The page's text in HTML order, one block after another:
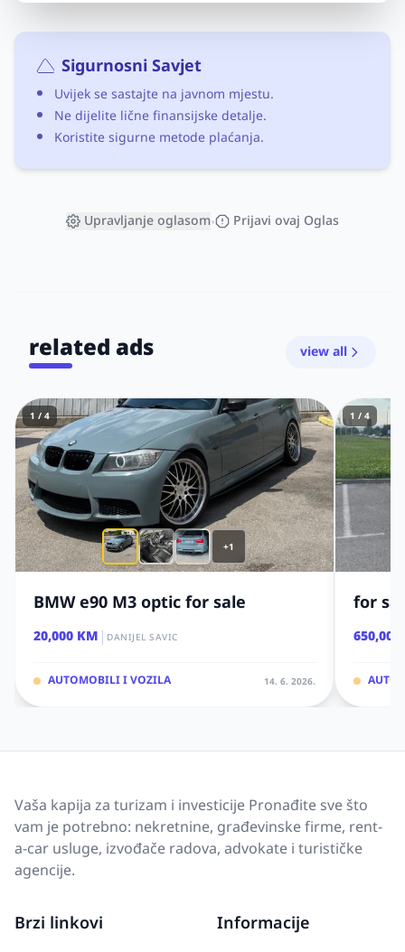
Sigurnosni Savjet
Uvijek se sastajte na javnom mjestu.
Ne dijelite lične finansijske detalje.
Koristite sigurne metode plaćanja.
Upravljanje oglasom• Prijavi ovaj Oglas
related ads view all
+1
1 / 4
BMW e90 M3 optic for sale
20,000 KM| DANIJEL SAVIC
AUTOMOBILI I VOZILA 14. 6. 2026.
1 / 4
for
Vaša kapija za turizam i investicije Pronađite sve što
vam je potrebno: nekretnine, građevinske firme, rent-
a-car usluge, izvođače radova, advokate i turističke
agencije.
Brzi linkovi Informacije